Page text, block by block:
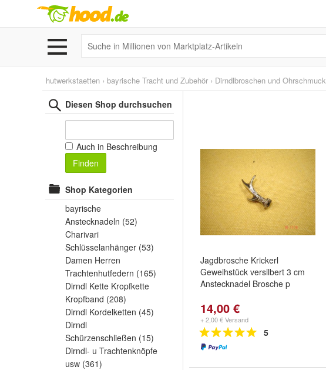
hutwerkstaetten › bayrische Tracht und Zubehör › Dirndlbroschen und Ohrschmuck
Diesen Shop durchsuchen
Auch in Beschreibung
Finden
Shop Kategorien
bayrische
Anstecknadeln (52)
Charivari
Schlüsselanhänger (53)
Damen Herren
Trachtenhutfedern (165)
Dirndl Kette Kropfkette
Kropfband (208)
Dirndl Kordelketten (45)
Dirndl
Schürzenschließen (15)
Dirndl- u Trachtenknöpfe
usw (361)
Jagdbrosche Krickerl
Geweihstück versilbert 3 cm
Anstecknadel Brosche p
14,00 €
+ 2,00 € Versand
5